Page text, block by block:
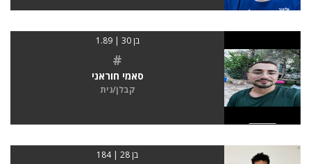
בן 30 | 1.89
#
סאמי חוראני
קבלן/נית
בן 28 | 184